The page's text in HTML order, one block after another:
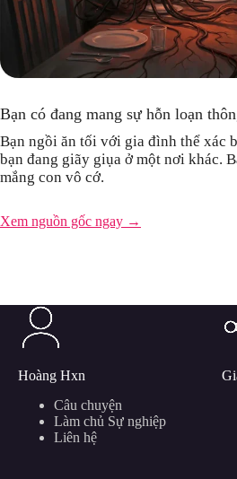
Bạn có đang mang sự hỗn loạn
Bạn ngồi ăn tối với gia đình thể xác
bạn đang giãy giụa ở một nơi khác.
mắng con vô cớ.
Xem nguồn gốc ngay →
Hoàng Hxn
Câu chuyện
Làm chủ Sự nghiệp
Liên hệ